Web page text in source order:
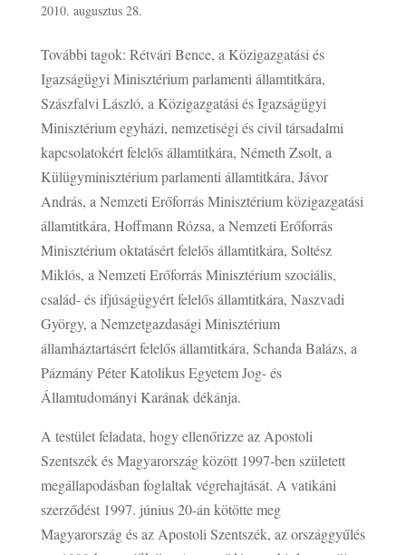
2010. augusztus 28.
További tagok: Rétvári Bence, a Közigazgatási és
Igazságügyi Minisztérium parlamenti államtitkára,
Szászfalvi László, a Közigazgatási és Igazságügyi
Minisztérium egyházi, nemzetiségi és civil társadalmi
kapcsolatokért felelős államtitkára, Németh Zsolt, a
Külügyminisztérium parlamenti államtitkára, Jávor
András, a Nemzeti Erőforrás Minisztérium közigazgatási
államtitkára, Hoffmann Rózsa, a Nemzeti Erőforrás
Minisztérium oktatásért felelős államtitkára, Soltész
Miklós, a Nemzeti Erőforrás Minisztérium szociális,
család- és ifjúságügyért felelős államtitkára, Naszvadi
György, a Nemzetgazdasági Minisztérium
államháztartásért felelős államtitkára, Schanda Balázs, a
Pázmány Péter Katolikus Egyetem Jog- és
Államtudományi Karának dékánja.
A testület feladata, hogy ellenőrizze az Apostoli
Szentszék és Magyarország között 1997-ben született
megállapodásban foglaltak végrehajtását. A vatikáni
szerződést 1997. június 20-án kötötte meg
Magyarország és az Apostoli Szentszék, az országgyűlés